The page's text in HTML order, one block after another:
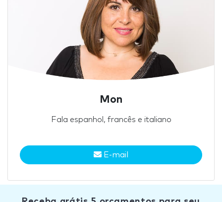
Mon
Fala espanhol, francês e italiano
E-mail